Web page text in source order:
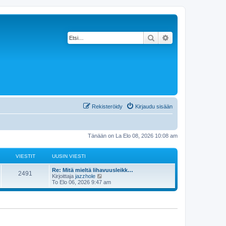
Etsi
Kirjaudu sisään
Rekisteröidy
Tänään on La Elo 08, 2026 10:08 am
VIESTIT UUSIN VIESTI
2491
Re: Mitä mieltä lihavuusleikk…
Kirjoittaja jazzhole
ä
y
To Elo 06, 2026 9:47 am